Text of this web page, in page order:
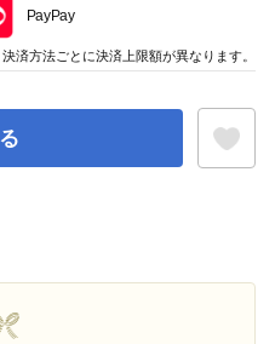
PayPay
決済方法ごとに決済上限額が異なります。